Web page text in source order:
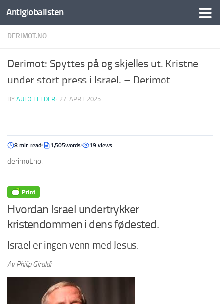
Antiglobalisten
DERIMOT.NO
Derimot: Spyttes på og skjelles ut. Kristne
under stort press i Israel. – Derimot
BY AUTO FEEDER · 27. APRIL 2025
8 min read 1,505words 19 views
derimot.no:
Hvordan Israel undertrykker
kristendommen i dens fødested.
Israel er ingen venn med Jesus.
Av Philip Giraldi